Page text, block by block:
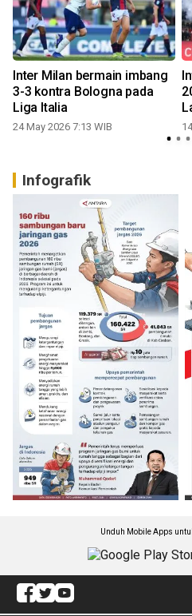
Inter Milan bermain imbang
3-3 kontra Bologna pada
Liga Italia
24 May 2026 7:13 WIB
Infografik
Unduh Mobile Apps